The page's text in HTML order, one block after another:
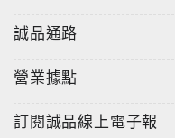
誠品通路
營業據點
訂閱誠品線上電子報